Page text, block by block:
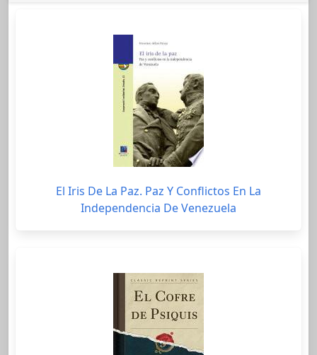
El Iris De La Paz. Paz Y Conflictos En La
Independencia De Venezuela